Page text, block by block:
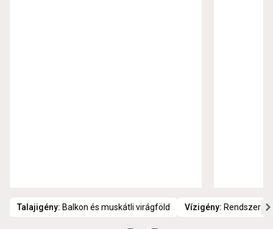
Talajigény: Balkon és muskátli virágföld Vízigény: